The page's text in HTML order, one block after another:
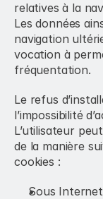
relatives à la
Les données
navigation
vocation à
fréquentation.
Le refus
l’impossibilité
L’utilisateur
de la manière
cookies :
Sous